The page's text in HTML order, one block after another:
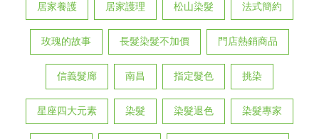
居家養護 居家護理 松山染髮 法式簡約
玫瑰的故事 長髮染髮不加價 門店熱銷商品
信義髮廊 南昌 指定髮色 挑染
星座四大元素 染髮 染髮退色 染髮專家